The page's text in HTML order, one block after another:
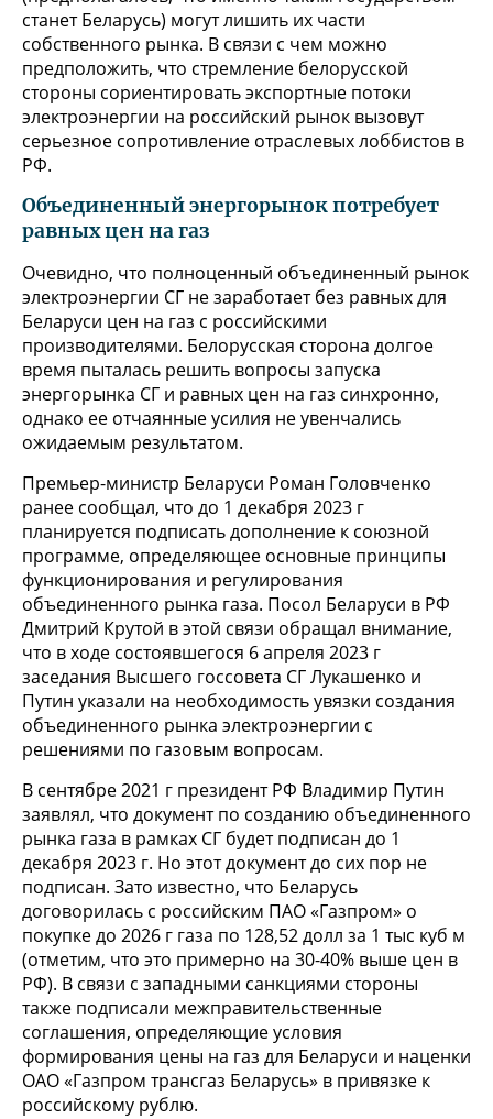
станет Беларусь) могут лишить их части
собственного рынка. В связи с чем можно
предположить, что стремление белорусской
стороны сориентировать экспортные потоки
электроэнергии на российский рынок вызовут
серьезное сопротивление отраслевых лоббистов в
РФ.
Объединенный энергорынок потребует
равных цен на газ
Очевидно, что полноценный объединенный рынок
электроэнергии СГ не заработает без равных для
Беларуси цен на газ с российскими
производителями. Белорусская сторона долгое
время пыталась решить вопросы запуска
энергорынка СГ и равных цен на газ синхронно,
однако ее отчаянные усилия не увенчались
ожидаемым результатом.
Премьер-министр Беларуси Роман Головченко
ранее сообщал, что до 1 декабря 2023 г
планируется подписать дополнение к союзной
программе, определяющее основные принципы
функционирования и регулирования
объединенного рынка газа. Посол Беларуси в РФ
Дмитрий Крутой в этой связи обращал внимание,
что в ходе состоявшегося 6 апреля 2023 г
заседания Высшего госсовета СГ Лукашенко и
Путин указали на необходимость увязки создания
объединенного рынка электроэнергии с
решениями по газовым вопросам.
В сентябре 2021 г президент РФ Владимир Путин
заявлял, что документ по созданию объединенного
рынка газа в рамках СГ будет подписан до 1
декабря 2023 г. Но этот документ до сих пор не
подписан. Зато известно, что Беларусь
договорилась с российским ПАО «Газпром» о
покупке до 2026 г газа по 128,52 долл за 1 тыс куб м
(отметим, что это примерно на 30-40% выше цен в
РФ). В связи с западными санкциями стороны
также подписали межправительственные
соглашения, определяющие условия
формирования цены на газ для Беларуси и наценки
ОАО «Газпром трансгаз Беларусь» в привязке к
российскому рублю.